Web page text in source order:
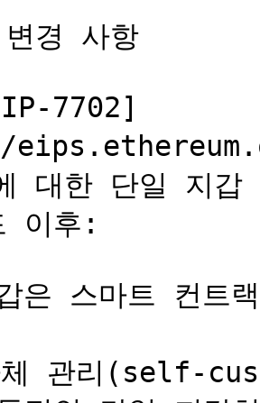
경 사항
7702]
대한 단일 지
이후:
은 스마트 컨트
관리(self-